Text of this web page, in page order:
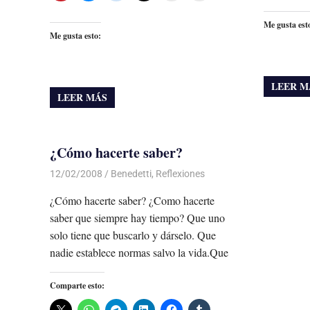
Me gusta esto:
LEER MÁS
Me gusta
LEER
¿Cómo hacerte saber?
12/02/2008 Luis Castellanos
Benedetti, Reflexiones
¿Cómo hacerte saber? ¿Como hacerte
saber que siempre hay tiempo? Que uno
solo tiene que buscarlo y dárselo. Que
nadie establece normas salvo la vida.Que
Comparte esto: